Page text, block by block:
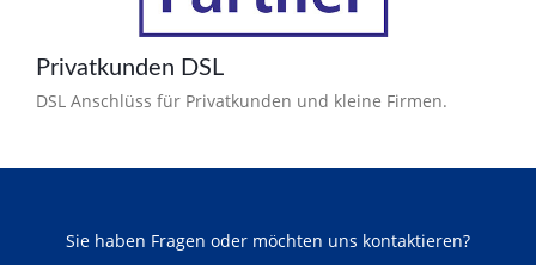
Privatkunden DSL
DSL Anschlüss für Privatkunden und kleine Firmen.
Sie haben Fragen oder möchten uns kontaktieren?